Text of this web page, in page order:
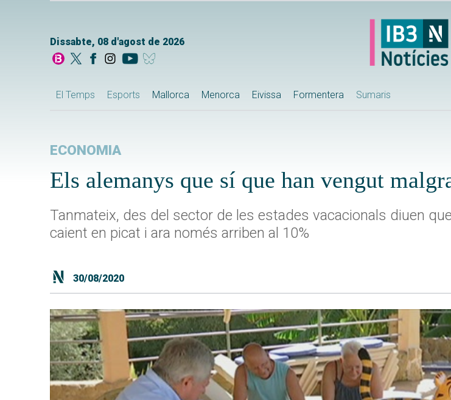
Dissabte, 08 d'agost de 2026
El Temps Esports Mallorca Menorca Eivissa Formentera Sumaris
ECONOMIA
Els alemanys que sí que han vengut
Tanmateix, des del sector de les estades vacacionals diuen
caient en picat i ara només arriben al 10%
30/08/2020